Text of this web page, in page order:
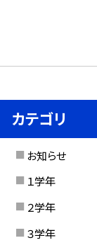
カテゴリ
お知らせ
１学年
２学年
３学年